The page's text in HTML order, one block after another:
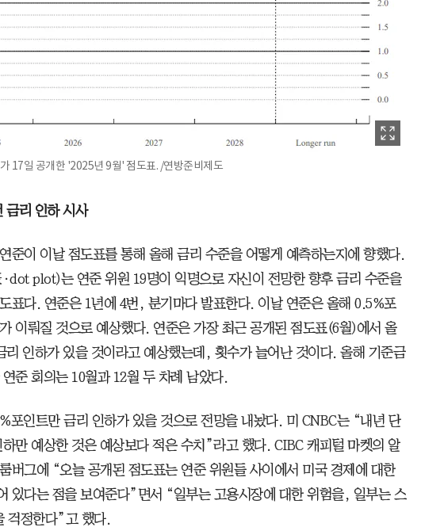
17일 공개한 '2025년 9월' 점도표. /연방준비제도
금리 인하 시사
준이 이날 점도표를 통해 올해 금리 수준을 어떻게 예측하는지에 향했다.
plot)는 연준 위원 19명이 익명으로 자신이 전망한 향후 금리 수준을
표다. 연준은 1년에 4번, 분기마다 발표한다. 이날 연준은 올해 0.5%포
이뤄질 것으로 예상했다. 연준은 가장 최근 공개된 점도표(6월)에서 올
리 인하가 있을 것이라고 예상했는데, 횟수가 늘어난 것이다. 올해 기준금
준 회의는 10월과 12월 두 차례 남았다.
포인트만 금리 인하가 있을 것으로 전망을 내놨다. 미 CNBC는 “내년 단
만 예상한 것은 예상보다 적은 수치”라고 했다. CIBC 캐피털 마켓의 알
버그에 “오늘 공개된 점도표는 연준 위원들 사이에서 미국 경제에 대한
있다는 점을 보여준다”면서 “일부는 고용시장에 대한 위험을, 일부는 스
걱정한다”고 했다.